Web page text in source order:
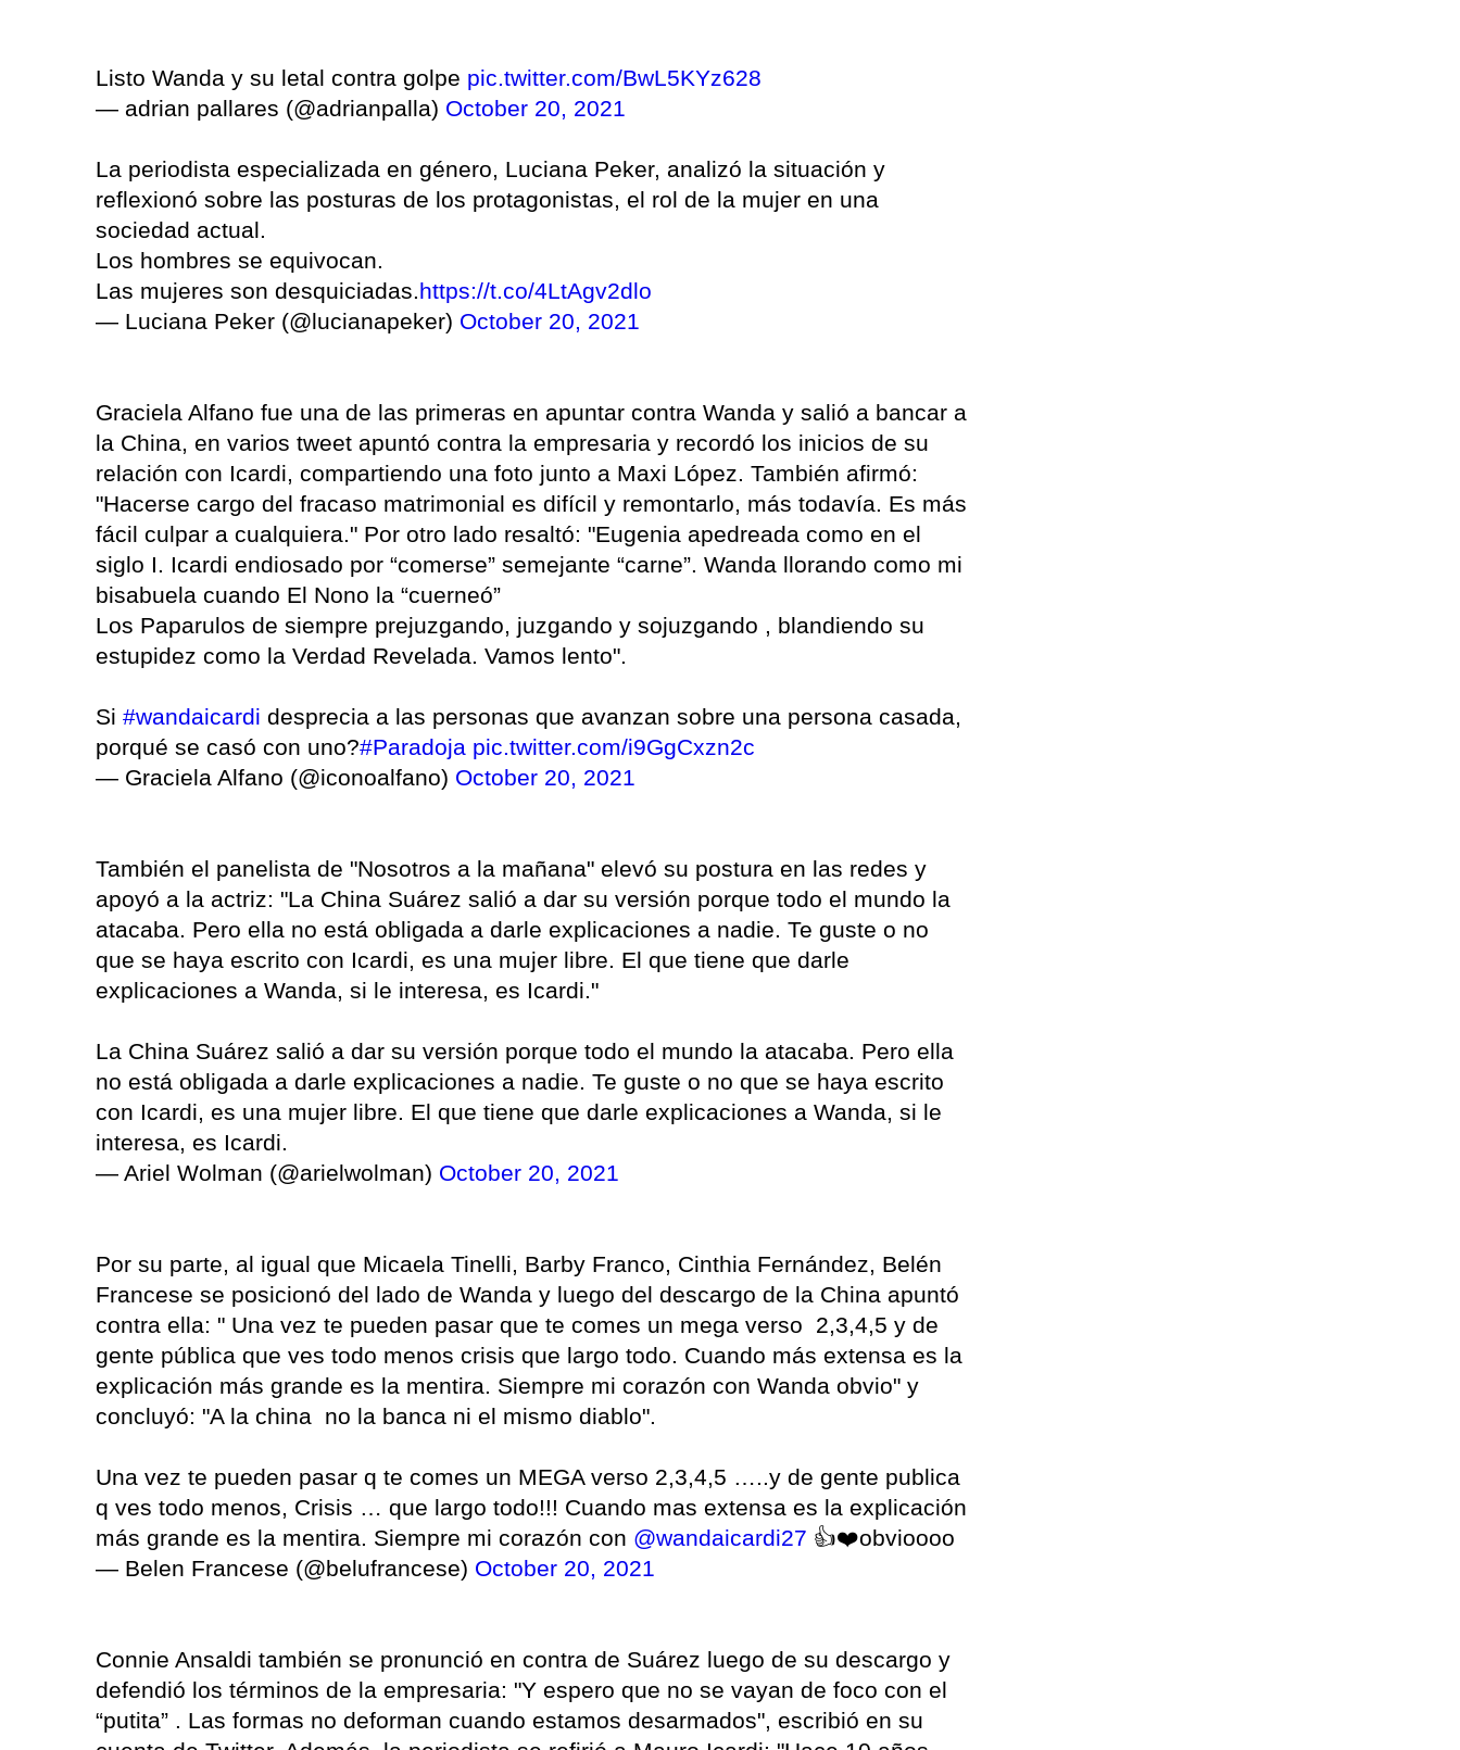
Listo Wanda y su letal contra golpe pic.twitter.com/BwL5KYz628
— adrian pallares (@adrianpalla) October 20, 2021
La periodista especializada en género, Luciana Peker, analizó la situación y
reflexionó sobre las posturas de los protagonistas, el rol de la mujer en una
sociedad actual.
Los hombres se equivocan.
Las mujeres son desquiciadas.https://t.co/4LtAgv2dlo
— Luciana Peker (@lucianapeker) October 20, 2021
Graciela Alfano fue una de las primeras en apuntar contra Wanda y salió a bancar a
la China, en varios tweet apuntó contra la empresaria y recordó los inicios de su
relación con Icardi, compartiendo una foto junto a Maxi López. También afirmó:
"Hacerse cargo del fracaso matrimonial es difícil y remontarlo, más todavía. Es más
fácil culpar a cualquiera." Por otro lado resaltó: "Eugenia apedreada como en el
siglo I. Icardi endiosado por “comerse” semejante “carne”. Wanda llorando como mi
bisabuela cuando El Nono la “cuerneó”
Los Paparulos de siempre prejuzgando, juzgando y sojuzgando , blandiendo su
estupidez como la Verdad Revelada. Vamos lento".
Si #wandaicardi desprecia a las personas que avanzan sobre una persona casada,
porqué se casó con uno?#Paradoja pic.twitter.com/i9GgCxzn2c
— Graciela Alfano (@iconoalfano) October 20, 2021
También el panelista de "Nosotros a la mañana" elevó su postura en las redes y
apoyó a la actriz: "La China Suárez salió a dar su versión porque todo el mundo la
atacaba. Pero ella no está obligada a darle explicaciones a nadie. Te guste o no
que se haya escrito con Icardi, es una mujer libre. El que tiene que darle
explicaciones a Wanda, si le interesa, es Icardi."
La China Suárez salió a dar su versión porque todo el mundo la atacaba. Pero ella
no está obligada a darle explicaciones a nadie. Te guste o no que se haya escrito
con Icardi, es una mujer libre. El que tiene que darle explicaciones a Wanda, si le
interesa, es Icardi.
— Ariel Wolman (@arielwolman) October 20, 2021
Por su parte, al igual que Micaela Tinelli, Barby Franco, Cinthia Fernández, Belén
Francese se posicionó del lado de Wanda y luego del descargo de la China apuntó
contra ella: " Una vez te pueden pasar que te comes un mega verso 2,3,4,5 y de
gente pública que ves todo menos crisis que largo todo. Cuando más extensa es la
explicación más grande es la mentira. Siempre mi corazón con Wanda obvio" y
concluyó: "A la china no la banca ni el mismo diablo".
Una vez te pueden pasar q te comes un MEGA verso 2,3,4,5 …..y de gente publica
q ves todo menos, Crisis … que largo todo!!! Cuando mas extensa es la explicación
más grande es la mentira. Siempre mi corazón con @wandaicardi27 👍❤️obvioooo
— Belen Francese (@belufrancese) October 20, 2021
Connie Ansaldi también se pronunció en contra de Suárez luego de su descargo y
defendió los términos de la empresaria: "Y espero que no se vayan de foco con el
“putita” . Las formas no deforman cuando estamos desarmados", escribió en su